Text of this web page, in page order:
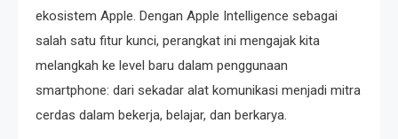
ekosistem Apple. Dengan Apple Intelligence sebagai
salah satu fitur kunci, perangkat ini mengajak kita
melangkah ke level baru dalam penggunaan
smartphone: dari sekadar alat komunikasi menjadi mitra
cerdas dalam bekerja, belajar, dan berkarya.